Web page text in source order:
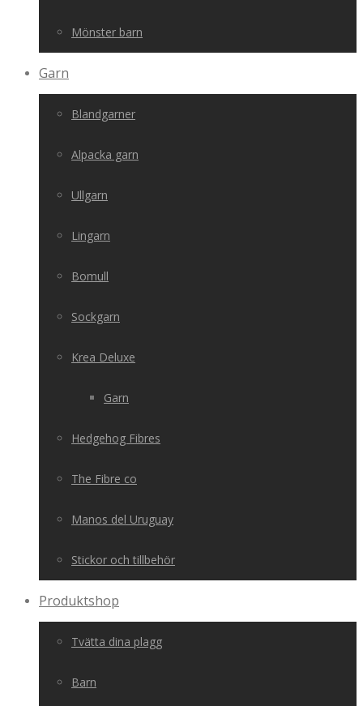
Mönster barn
Garn
Blandgarner
Alpacka garn
Ullgarn
Lingarn
Bomull
Sockgarn
Krea Deluxe
Garn
Hedgehog Fibres
The Fibre co
Manos del Uruguay
Stickor och tillbehör
Produktshop
Tvätta dina plagg
Barn